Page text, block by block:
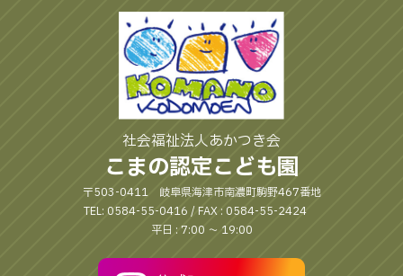
社会福祉法人あかつき会
こまの認定こども園
〒503-0411 岐阜県海津市南濃町駒野467番地
TEL: 0584-55-0416 / FAX : 0584-55-2424
平日 : 7:00 〜 19:00